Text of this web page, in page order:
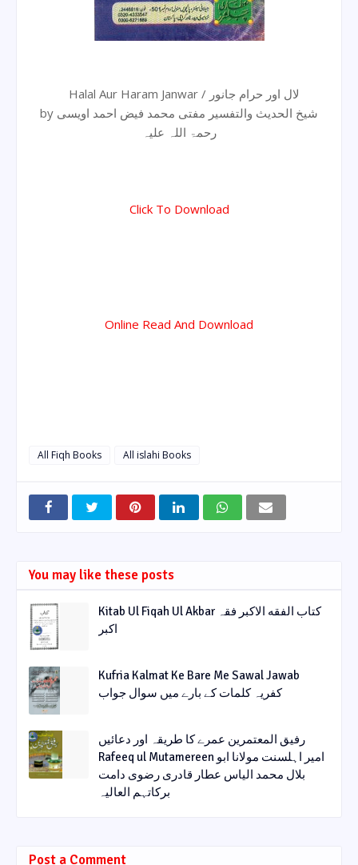
Halal Aur Haram Janwar / لال اور حرام جانور
by شیخ الحدیث والتفسیر مفتی محمد فیض احمد اویسی
رحمۃ اللہ علیہ
Click To Download
Online Read And Download
All Fiqh Books All islahi Books
You may like these posts
Kitab Ul Fiqah Ul Akbar کتاب الفقه الاکبر فقہ
اکبر
Kufria Kalmat Ke Bare Me Sawal Jawab
کفریہ کلمات کے بارے میں سوال جواب
رفیق المعتمرین عمرے کا طریقہ اور دعائیں
Rafeeq ul Mutamereen امیر اہلسنت مولانا ابو
بلال محمد الیاس عطار قادری رضوی دامت
برکاتہم العالیہ
Post a Comment